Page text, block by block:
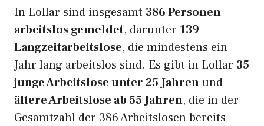
In Lollar sind insgesamt 386 Personen
arbeitslos gemeldet, darunter 139
Langzeitarbeitslose, die mindestens ein
Jahr lang arbeitslos sind. Es gibt in Lollar 35
junge Arbeitslose unter 25 Jahrenund
ältere Arbeitslose ab 55 Jahren, die in der
Gesamtzahl der 386 Arbeitslosen bereits